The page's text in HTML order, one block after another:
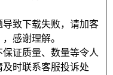
致下载失败，请加客
感谢理解。
证质量、数量等令人
时联系客服投诉处